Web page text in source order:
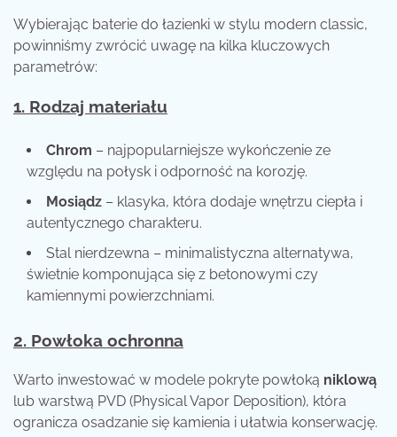
Wybierając baterie do łazienki w stylu modern classic,
powinniśmy zwrócić uwagę na kilka kluczowych
parametrów:
1. Rodzaj materiału
Chrom – najpopularniejsze wykończenie ze
względu na połysk i odporność na korozję.
Mosiądz – klasyka, która dodaje wnętrzu ciepła i
autentycznego charakteru.
Stal nierdzewna – minimalistyczna alternatywa,
świetnie komponująca się z betonowymi czy
kamiennymi powierzchniami.
2. Powłoka ochronna
Warto inwestować w modele pokryte powłoką niklową
lub warstwą PVD (Physical Vapor Deposition), która
ogranicza osadzanie się kamienia i ułatwia konserwację.